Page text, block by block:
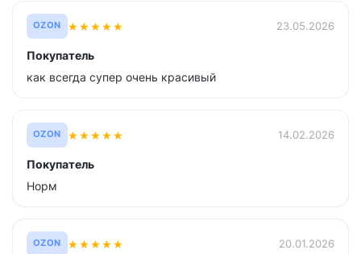
OZON ★★★★★ 23.05.2026
Покупатель
как всегда супер очень красивый
OZON ★★★★★ 14.02.2026
Покупатель
Норм
OZON ★★★★★ 20.01.2026